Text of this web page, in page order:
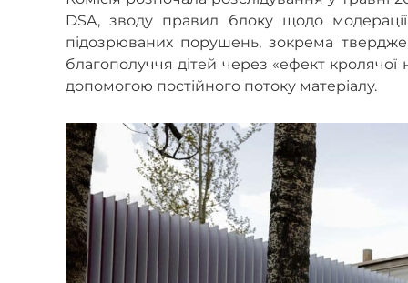
DSA, зводу правил блоку щодо
підозрюваних порушень, зокрема
благополуччя дітей через «ефект
допомогою постійного потоку матеріалу.